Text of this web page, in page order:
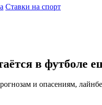
Ставки на спорт
в футболе
и опасениям,